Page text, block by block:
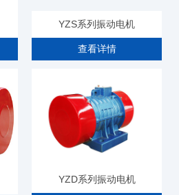
YZS系列振动电机
查看详情
YZD系列振动电机